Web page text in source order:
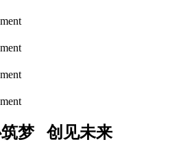
筑梦 创见未来